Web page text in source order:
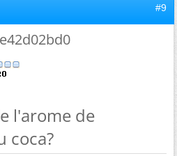
#9
l'arome de
coca?